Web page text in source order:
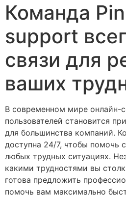
Команда
support
связи для
ваших
В современном мире онлайн-
пользователей становится
для большинства компаний.
доступна 24/7, чтобы помочь
любых трудных ситуациях.
какими трудностями вы
готова предложить
помочь вам максимально